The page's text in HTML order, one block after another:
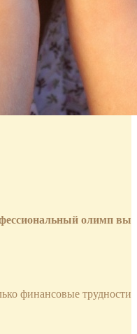
олимп вы
финансовые трудности